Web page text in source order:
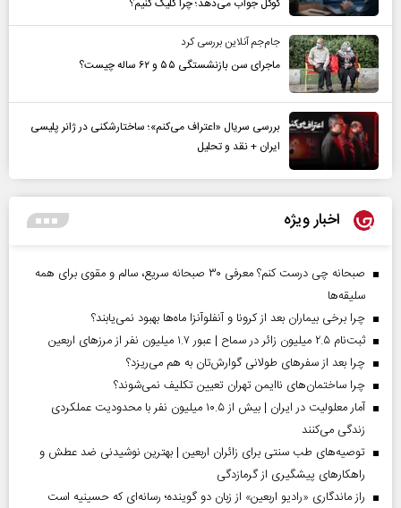
جام‌جم آنلاین بررسی کرد
ماجرای سن بازنشستگی ۵۵ و ۶۲ ساله چیست؟
بررسی سریال «اعتراف می‌کنم»؛ ساختارشکنی در ژانر پلیسی
ایران + نقد و تحلیل
اخبار ویژه
صبحانه چی درست کنم؟ معرفی ۳۰ صبحانه سریع، سالم و مقوی برای همه
سلیقه‌ها
چرا برخی بیماران بعد از کرونا و آنفلوآنزا ماه‌ها بهبود نمی‌یابند؟
ثبت‌نام ۲.۵ میلیون زائر در سماح | عبور ۱.۷ میلیون نفر از مرز‌های اربعین
چرا بعد از سفرهای طولانی گوارش‌تان به هم می‌ریزد؟
چرا ساختمان‌های ناایمن تهران تعیین تکلیف نمی‌شوند؟
آمار معلولیت در ایران | بیش از ۱۰.۵ میلیون نفر با محدودیت عملکردی
زندگی می‌کنند
توصیه‌های طب سنتی برای زائران اربعین | بهترین نوشیدنی ضد عطش و
راهکارهای پیشگیری از گرمازدگی
راز ماندگاری «رادیو اربعین» از زبان دو گوینده؛ رسانه‌ای که حسینیه است